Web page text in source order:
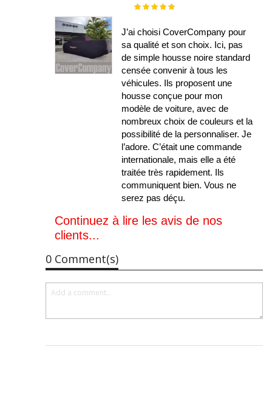
Évaluation :
J’ai choisi CoverCompany pour
sa qualité et son choix. Ici, pas
de simple housse noire standard
censée convenir à tous les
véhicules. Ils proposent une
housse conçue pour mon
modèle de voiture, avec de
nombreux choix de couleurs et la
possibilité de la personnaliser. Je
l’adore. C’était une commande
internationale, mais elle a été
traitée très rapidement. Ils
communiquent bien. Vous ne
serez pas déçu.
Continuez à lire les avis de nos
clients...
0 Comment(s)